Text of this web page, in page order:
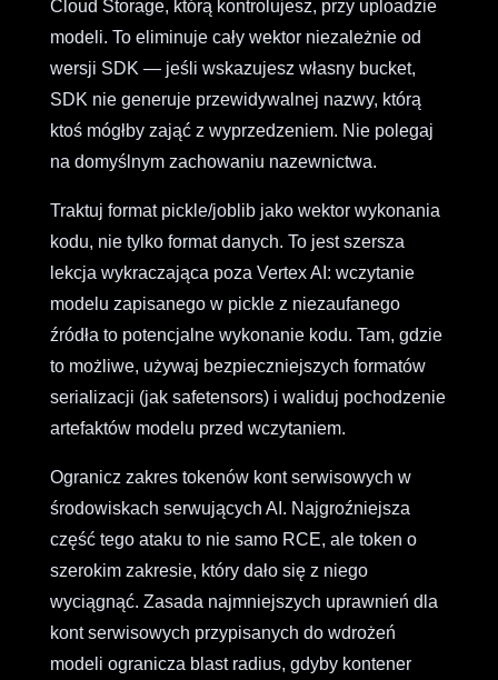
Cloud Storage, którą kontrolujesz, przy uploadzie
modeli. To eliminuje cały wektor niezależnie od
wersji SDK — jeśli wskazujesz własny bucket,
SDK nie generuje przewidywalnej nazwy, którą
ktoś mógłby zająć z wyprzedzeniem. Nie polegaj
na domyślnym zachowaniu nazewnictwa.
Traktuj format pickle/joblib jako wektor wykonania
kodu, nie tylko format danych. To jest szersza
lekcja wykraczająca poza Vertex AI: wczytanie
modelu zapisanego w pickle z niezaufanego
źródła to potencjalne wykonanie kodu. Tam, gdzie
to możliwe, używaj bezpieczniejszych formatów
serializacji (jak safetensors) i waliduj pochodzenie
artefaktów modelu przed wczytaniem.
Ogranicz zakres tokenów kont serwisowych w
środowiskach serwujących AI. Najgroźniejsza
część tego ataku to nie samo RCE, ale token o
szerokim zakresie, który dało się z niego
wyciągnąć. Zasada najmniejszych uprawnień dla
kont serwisowych przypisanych do wdrożeń
modeli ogranicza blast radius, gdyby kontener